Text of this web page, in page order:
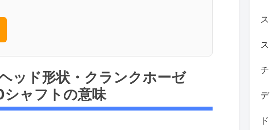
ッド形状・クランクホーゼ
ャフトの意味